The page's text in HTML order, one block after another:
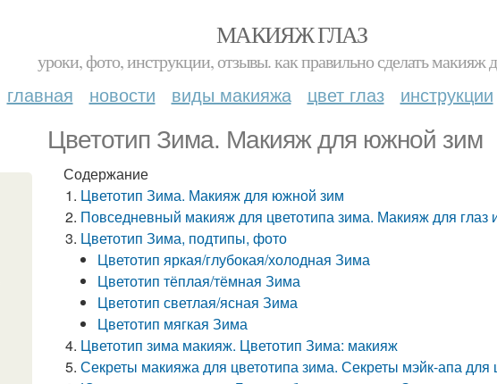
МАКИЯЖ ГЛАЗ
уроки, фото, инструкции, отзывы. как правильно сделать макияж
главная новости виды макияжа цвет глаз инструкции
Цветотип Зима. Макияж для южной зим
Содержание
Цветотип Зима. Макияж для южной зим
Повседневный макияж для цветотипа зима. Макияж для глаз
Цветотип Зима, подтипы, фото
Цветотип яркая/глубокая/холодная Зима
Цветотип тёплая/тёмная Зима
Цветотип светлая/ясная Зима
Цветотип мягкая Зима
Цветотип зима макияж. Цветотип Зима: макияж
Секреты макияжа для цветотипа зима. Секреты мэйк-апа для